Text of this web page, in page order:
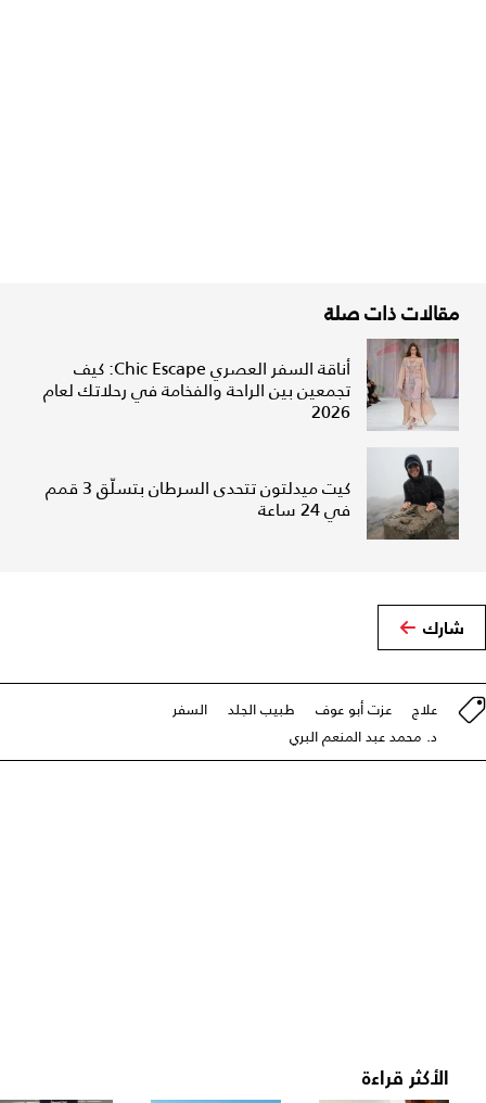
مقالات ذات صلة
أناقة السفر العصري Chic Escape: كيف
تجمعين بين الراحة والفخامة في رحلاتك لعام
2026
كيت ميدلتون تتحدى السرطان بتسلّق 3 قمم
في 24 ساعة
شارك
علاج عزت أبو عوف طبيب الجلد
السفر
د. محمد عبد المنعم البري
الأكثر قراءة